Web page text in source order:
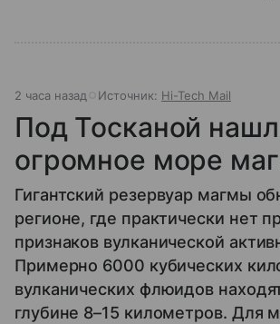
2 часа назад Источник: Hi-Tech Mail
Под Тосканой
огромное море
Гигантский резервуар магмы
регионе, где практически нет
признаков вулканической
Примерно 6000 кубических
вулканических флюидов
глубине 8–15 километров. Для